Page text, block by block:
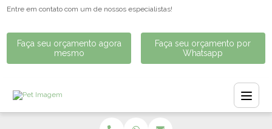
Entre em contato com um de nossos especialistas!
Faça seu orçamento agora
mesmo
Faça seu orçamento por
Whatsapp